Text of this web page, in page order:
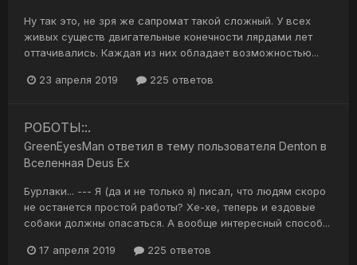
Ну так это, не зря же сапромат такой сложный. У всех
живых существ двигательные конечности лярдами лет
оттачивались. Каждая из них обладает возможностью...
23 апреля 2019 225 ответов
РОБОТЫ::.
GreenEyesMan ответил в тему пользователя Denton в
Вселенная Deus Ex
Бурлаки... --- Я (да и не только я) писал, что людям скоро
не останется простой работы? Хе-хе, теперь и ездовые
собаки должны опасаться. А вообще интересный способ...
17 апреля 2019 225 ответов